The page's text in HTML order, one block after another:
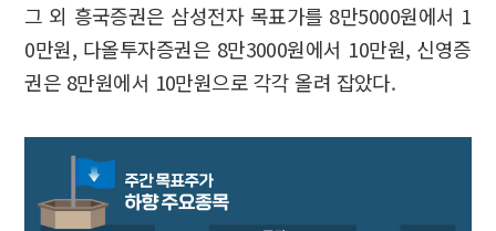
그 외 흥국증권은 삼성전자 목표가를 8만5000원에서 1
0만원, 다올투자증권은 8만3000원에서 10만원, 신영증
권은 8만원에서 10만원으로 각각 올려 잡았다.